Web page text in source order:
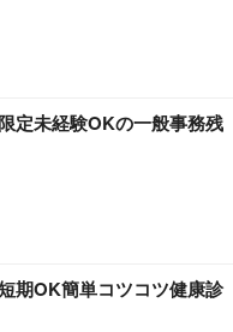
定未経験OKの一般事務残
期OK簡単コツコツ健康診